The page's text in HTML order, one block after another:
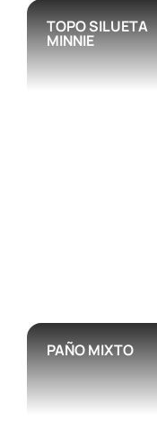
TOPO SILUETA
MINNIE
PAÑO MIXTO